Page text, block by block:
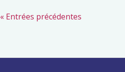
« Entrées précédentes